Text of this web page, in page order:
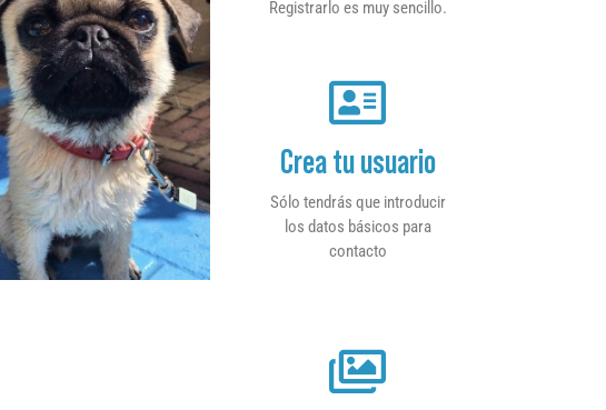
Registrarlo es muy sencillo.
Crea tu usuario
Sólo tendrás que introducir
los datos básicos para
contacto